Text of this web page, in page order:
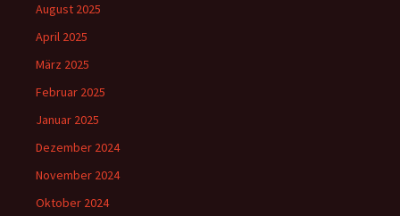
August 2025
April 2025
März 2025
Februar 2025
Januar 2025
Dezember 2024
November 2024
Oktober 2024